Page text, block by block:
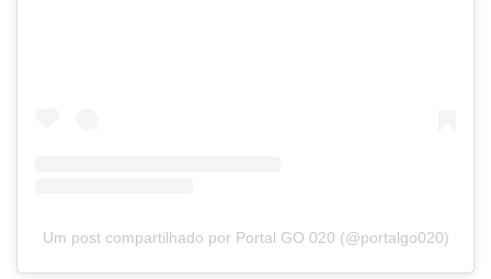
Um post compartilhado por Portal GO 020 (@portalgo020)